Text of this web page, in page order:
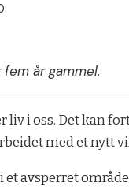
år gammel.
liv i oss. Det kan
med et nytt
avsperret